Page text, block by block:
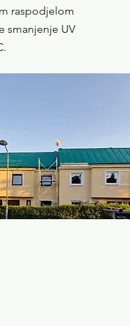
raspodjelom
smanjenje UV